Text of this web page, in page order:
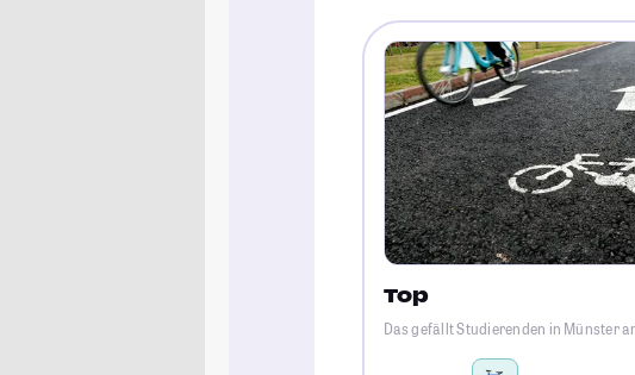
Top
Das gefällt Studierenden in Münster